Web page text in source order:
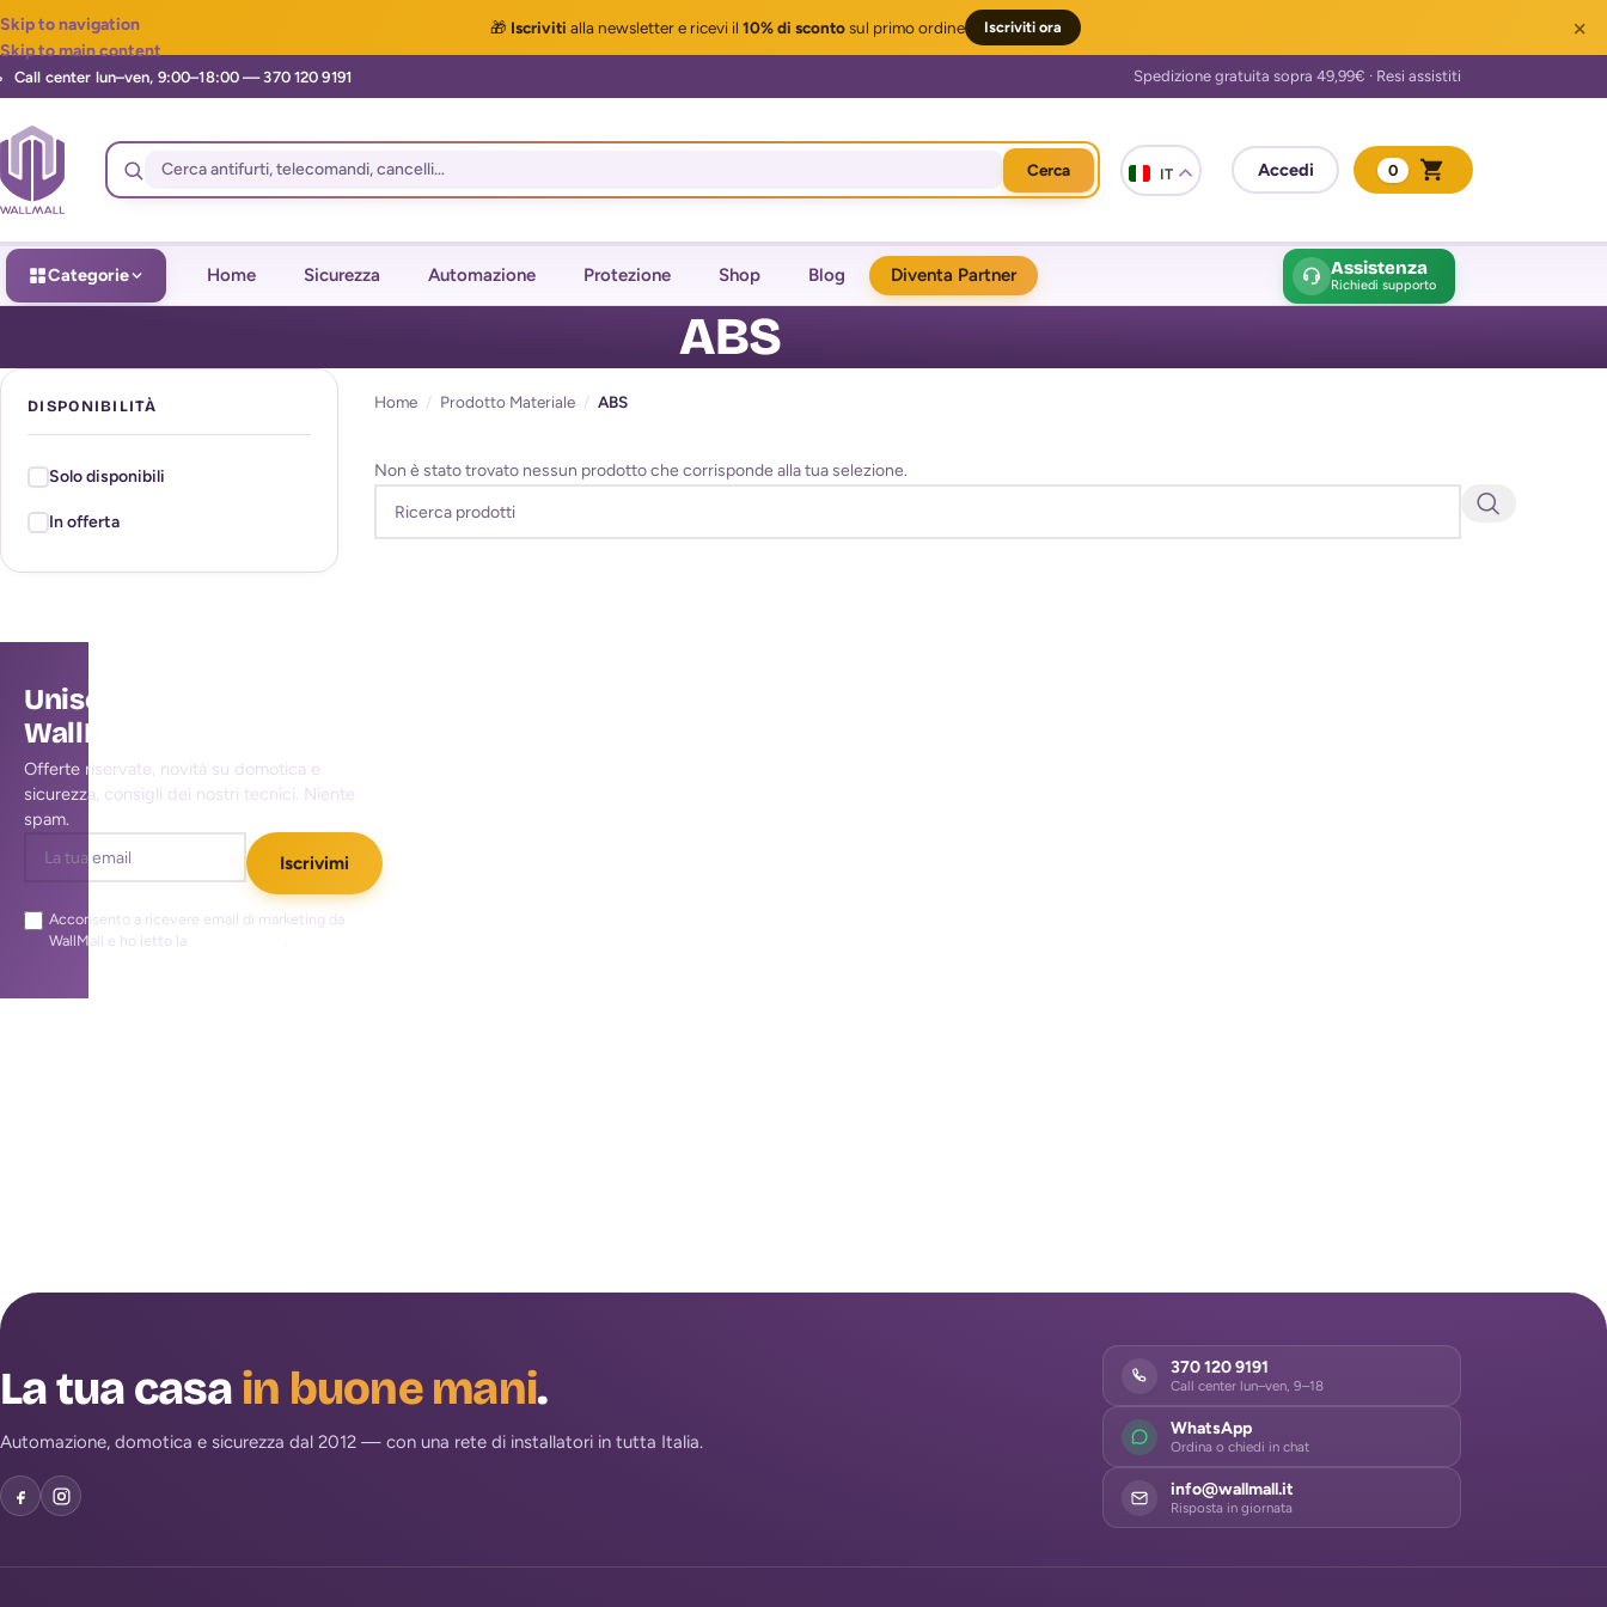
🎁 Iscriviti alla newslettere ricevi il 10% di scontosul primo ordine Iscriviti ora ×
Skip to navigation
Skip to main content
Cerca IT 0
Categorie Home Sicurezza Automazione Protezione Shop Blog Diventa Partner Assistenza
Richiedi supporto
ABS
DISPONIBILITÀ
Solo disponibili
In offerta
Home / Prodotto Materiale / ABS
Non è stato trovato nessun prodotto che corrisponde alla tua selezione.
Unisciti alla community
WallMall
Offerte riservate, novità su domotica e
sicurezza, consigli dei nostri tecnici. Niente
spam.
Iscrivimi
Acconsento a ricevere email di marketing da
WallMall e ho letto la
.
La tua casa in buone mani.
Automazione, domotica e sicurezza dal 2012 — con una rete di installatori in tutta Italia.
370 120 9191
Call center lun–ven, 9–18
WhatsApp
Ordina o chiedi in chat
info@wallmall.it
Risposta in giornata